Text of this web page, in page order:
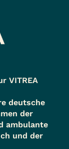
VITREA
deutsche
der
ambulante
und der